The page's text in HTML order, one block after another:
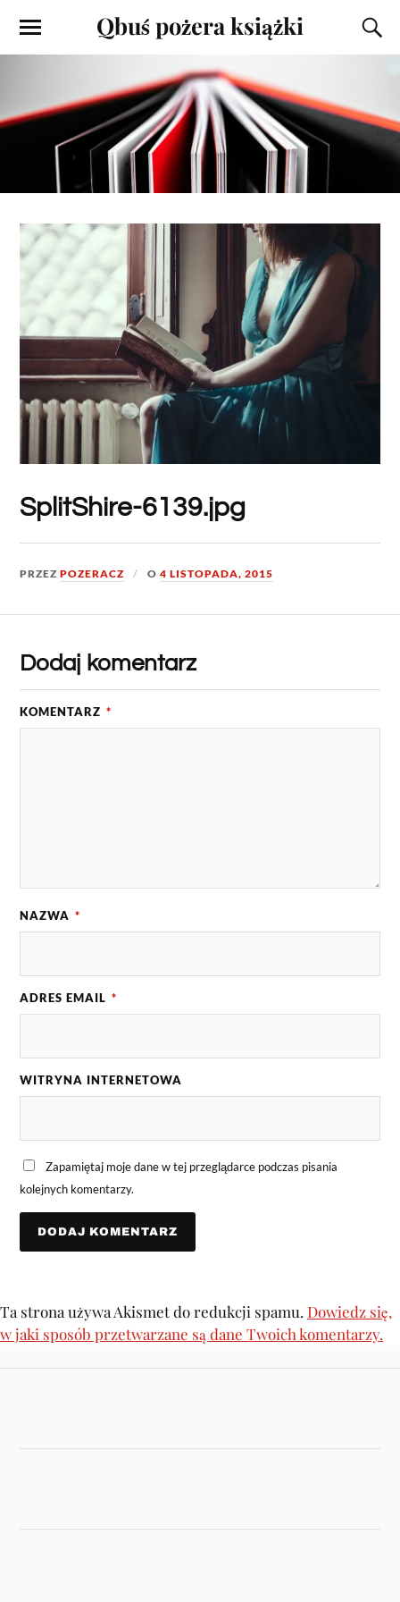
Qbuś pożera książki
SplitShire-6139.jpg
PRZEZPOZERACZ O4 LISTOPADA, 2015
Dodaj komentarz
KOMENTARZ *
NAZWA *
ADRES EMAIL *
WITRYNA INTERNETOWA
Zapamiętaj moje dane w tej przeglądarce podczas pisania
kolejnych komentarzy.
Ta strona używa Akismet do redukcji spamu. Dowiedz się,
w jaki sposób przetwarzane są dane Twoich komentarzy.